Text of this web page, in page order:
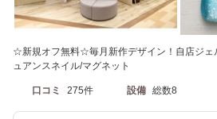
☆新規オフ無料☆毎月新作デザイン！自店ジェ
ュアンスネイル/マグネット
口コミ 275件 設備 総数8